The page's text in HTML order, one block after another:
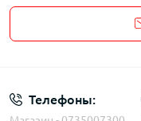
Телефоны: